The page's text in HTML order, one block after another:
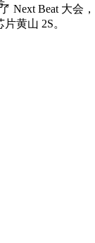
Next Beat 大会，
黄山 2S。
。